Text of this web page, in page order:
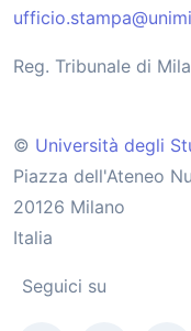
Reg. Tribunale di
© Università degli
Piazza dell'Ateneo
20126 Milano
Italia
Seguici su